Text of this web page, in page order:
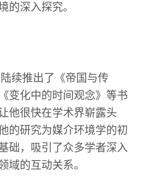
的深入探究。
续推出了《帝国与传
变化中的时间观念》等书
他很快在学术界崭露头
的研究为媒介环境学的初
础，吸引了众多学者深入
域的互动关系。